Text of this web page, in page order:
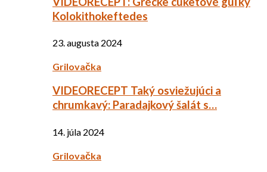
Kolokithokeftedes
23. augusta 2024
Grilovačka
VIDEORECEPT Taký osviežujúci a
chrumkavý: Paradajkový šalát s…
14. júla 2024
Grilovačka